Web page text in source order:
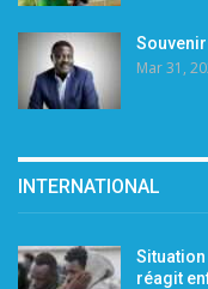
Mar 31,
INTERNATIONAL
Situation
réagit